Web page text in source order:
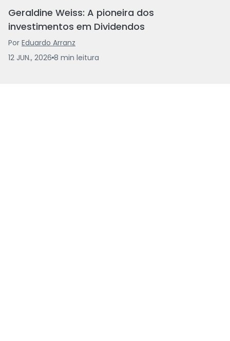
Geraldine Weiss: A pioneira dos
investimentos em Dividendos
Por Eduardo Arranz
12 JUN., 2026 8 min leitura